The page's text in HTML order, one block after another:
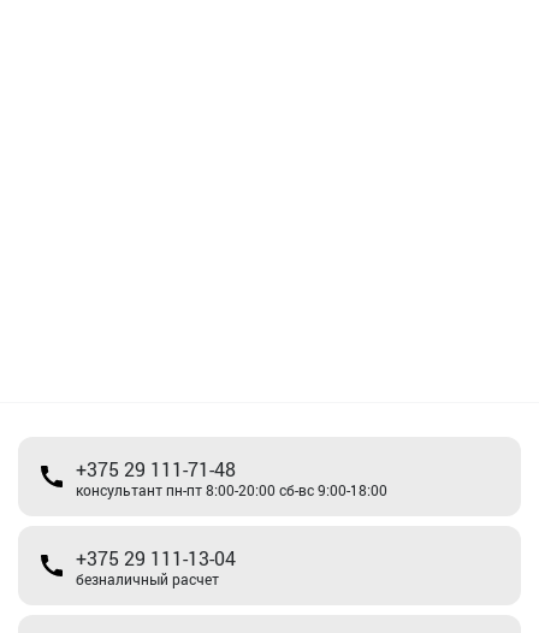
+375 29 111-71-48
консультант пн-пт 8:00-20:00 сб-вс 9:00-18:00
+375 29 111-13-04
безналичный расчет